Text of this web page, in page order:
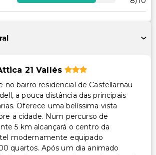
lavagem a seco
21 Vallés
no bairro residencial de Castellarnau
a pouca distância das principais
Oferece uma belíssima vista
a cidade. Num percurso de
5 km alcançará o centro da
modernamente equipado
quartos. Após um dia animado